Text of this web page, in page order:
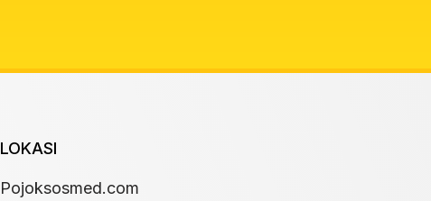
LOKASI
Pojoksosmed.com